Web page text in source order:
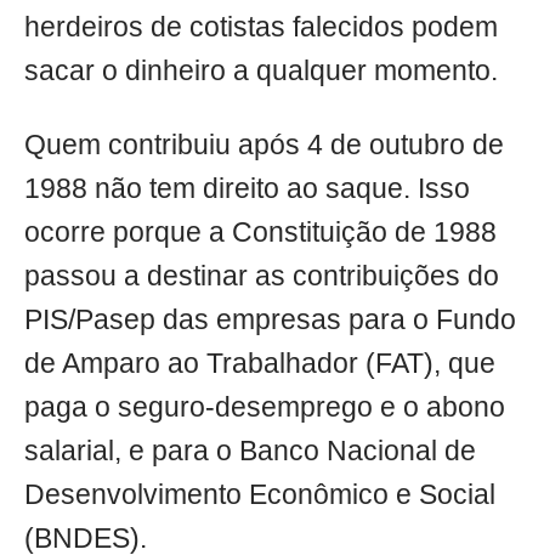
herdeiros de cotistas falecidos podem
sacar o dinheiro a qualquer momento.
Quem contribuiu após 4 de outubro de
1988 não tem direito ao saque. Isso
ocorre porque a Constituição de 1988
passou a destinar as contribuições do
PIS/Pasep das empresas para o Fundo
de Amparo ao Trabalhador (FAT), que
paga o seguro-desemprego e o abono
salarial, e para o Banco Nacional de
Desenvolvimento Econômico e Social
(BNDES).